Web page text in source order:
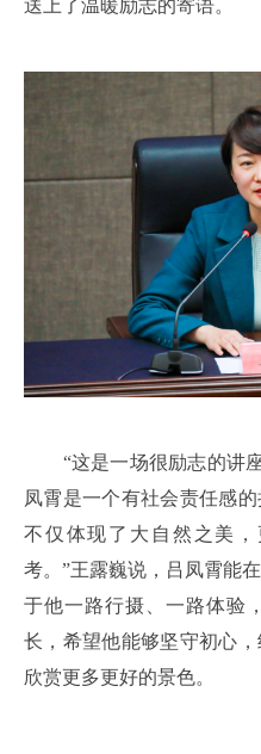
送上了温暖励志的寄语。
“这是一场很励志的讲座
凤霄是一个有社会责任感
不仅体现了大自然之美
考。”王露巍说，吕凤霄能
于他一路行摄、一路体验
长，希望他能够坚守初心
欣赏更多更好的景色。